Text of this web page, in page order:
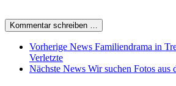
Kommentar schreiben …
Vorherige News Familiendrama in
Verletzte
Nächste News Wir suchen Fotos aus